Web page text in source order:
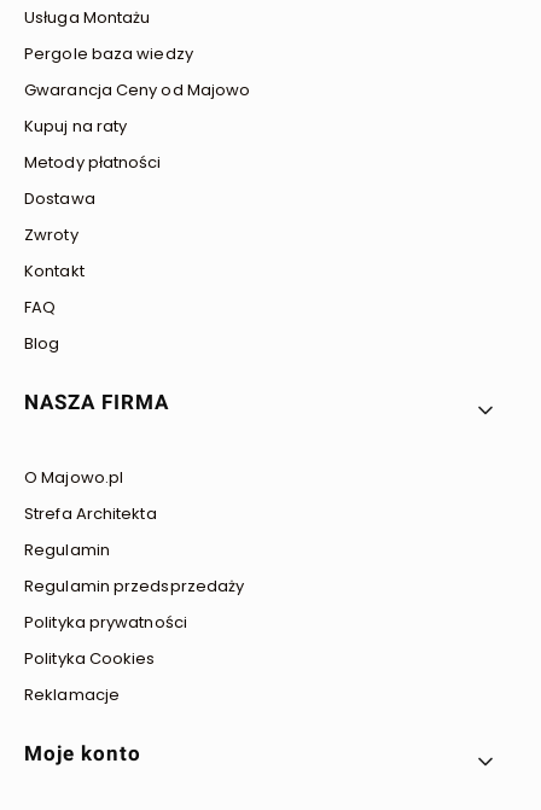
Usługa Montażu
Pergole baza wiedzy
Gwarancja Ceny od Majowo
Kupuj na raty
Metody płatności
Dostawa
Zwroty
Kontakt
FAQ
Blog
NASZA FIRMA
O Majowo.pl
Strefa Architekta
Regulamin
Regulamin przedsprzedaży
Polityka prywatności
Polityka Cookies
Reklamacje
Moje konto